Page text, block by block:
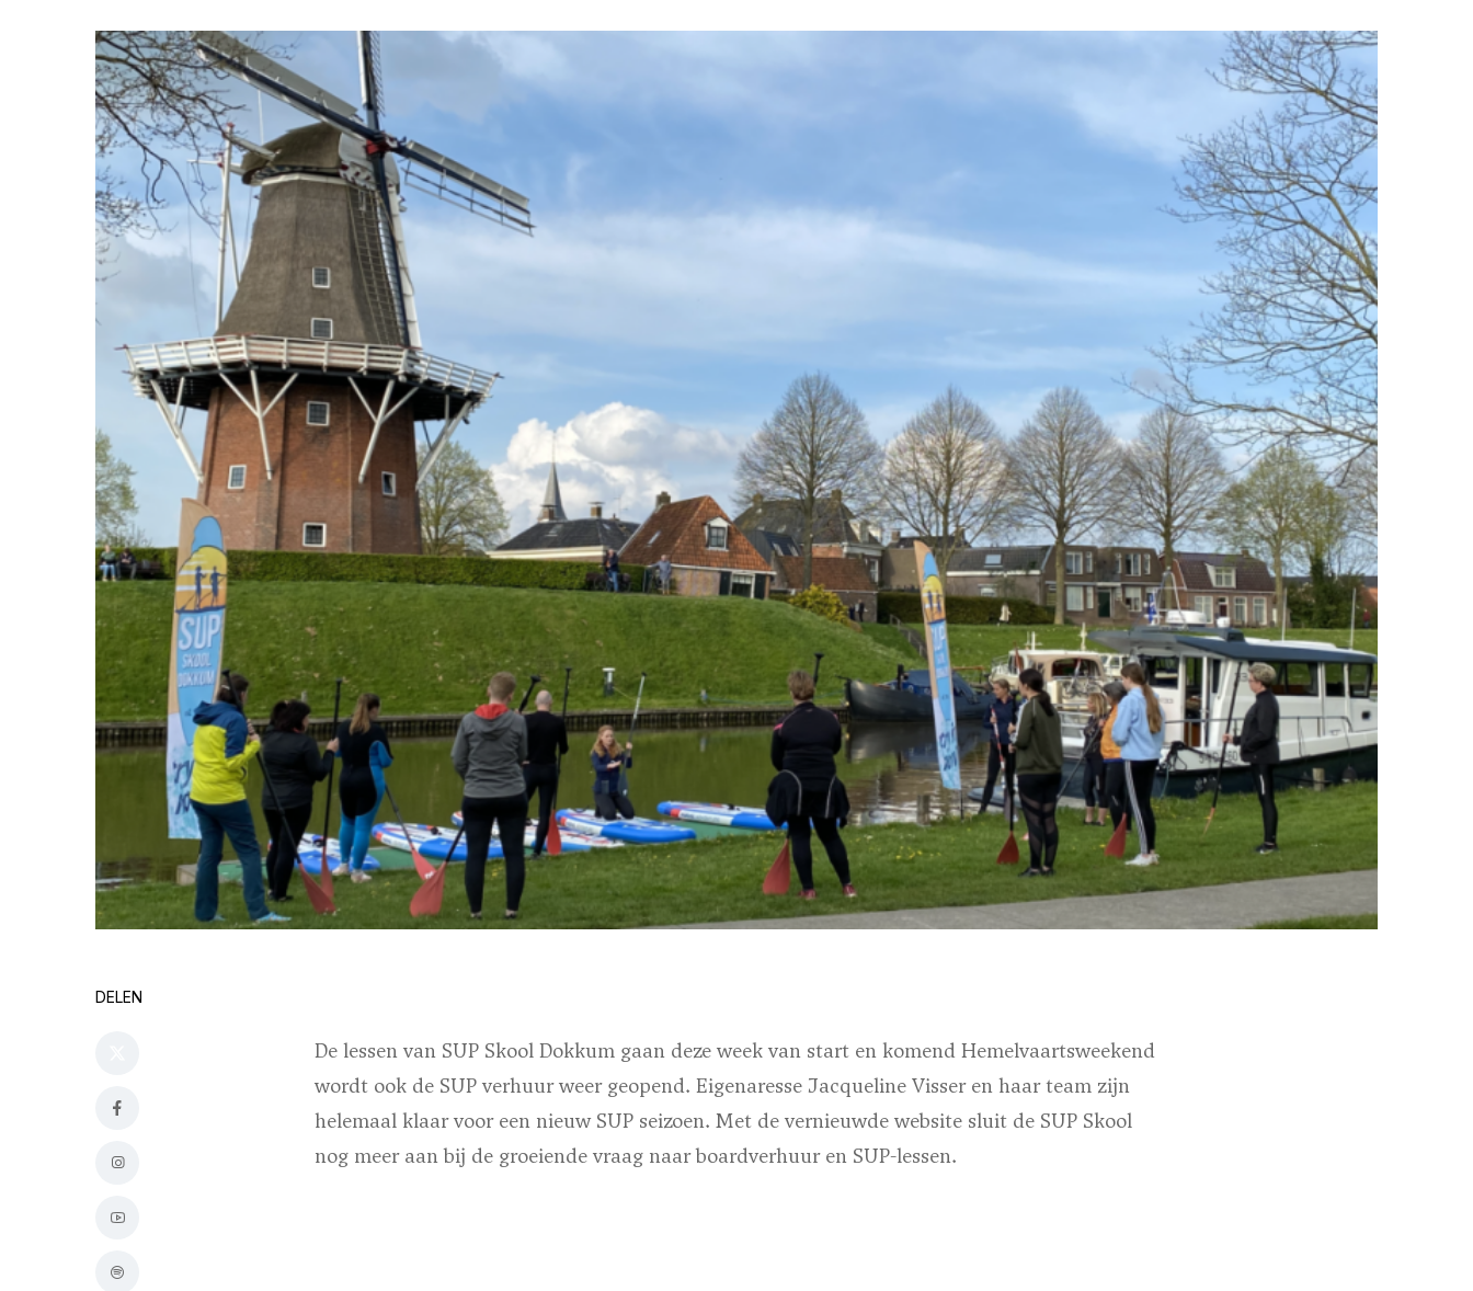
DELEN
De lessen van SUP Skool Dokkum gaan deze week van start en komend Hemelvaartsweekend
wordt ook de SUP verhuur weer geopend. Eigenaresse Jacqueline Visser en haar team zijn
helemaal klaar voor een nieuw SUP seizoen. Met de vernieuwde website sluit de SUP Skool
nog meer aan bij de groeiende vraag naar boardverhuur en SUP-lessen.